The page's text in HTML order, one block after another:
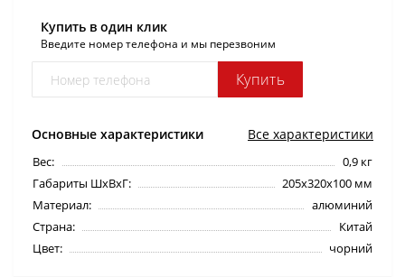
Основные характеристики Все характеристики
Вес:
0,9 кг
Габариты ШхВхГ:
205x320x100 мм
Материал:
алюминий
Страна:
Китай
Цвет:
чорний
Купить в один клик
Введите номер телефона и мы перезвоним
Купить